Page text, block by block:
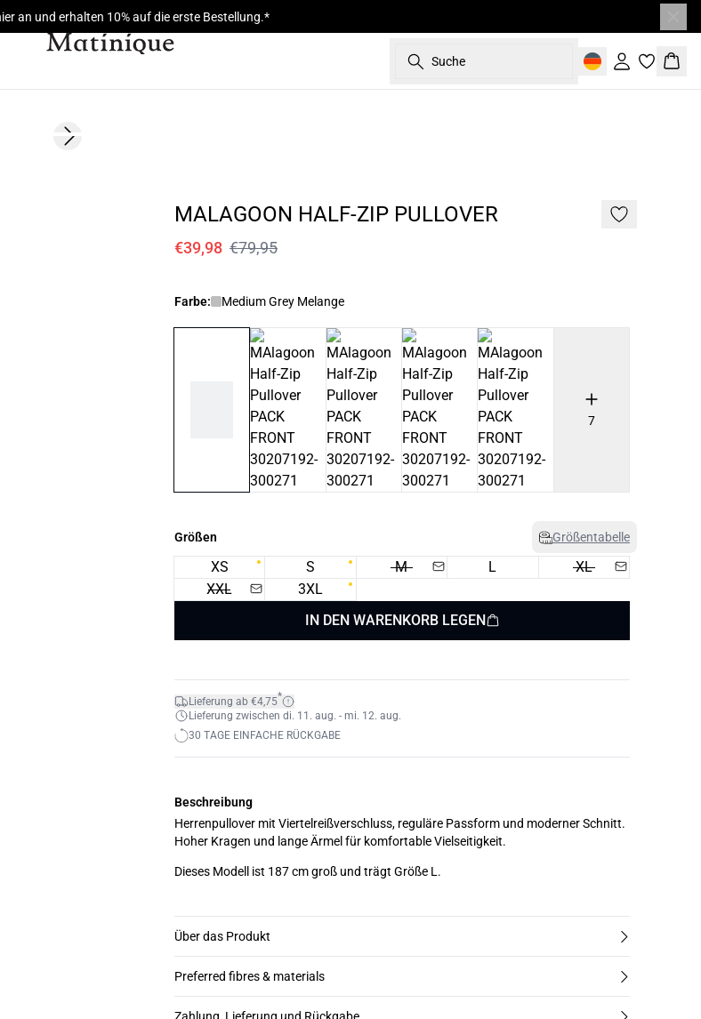
an und erhalten 10% auf die erste Bestellung.*
Suche
Einloggen
Next slide
MALAGOON HALF-ZIP PULLOVER
€39,98 €79,95
Farbe: Medium Grey Melange
7
Größen Größentabelle
XS S M L
XL
XXL
3XL
IN DEN WARENKORB LEGEN
Lieferung ab €4,75*
Lieferung zwischen di. 11. aug. - mi. 12. aug.
30 TAGE EINFACHE RÜCKGABE
Beschreibung
Herrenpullover mit Viertelreißverschluss, reguläre Passform und moderner Schnitt.
Hoher Kragen und lange Ärmel für komfortable Vielseitigkeit.
Dieses Modell ist 187 cm groß und trägt Größe L.
Über das Produkt
Preferred fibres & materials